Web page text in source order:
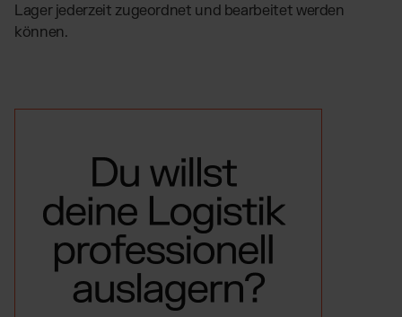
Lager jederzeit zugeordnet und bearbeitet werden
können.